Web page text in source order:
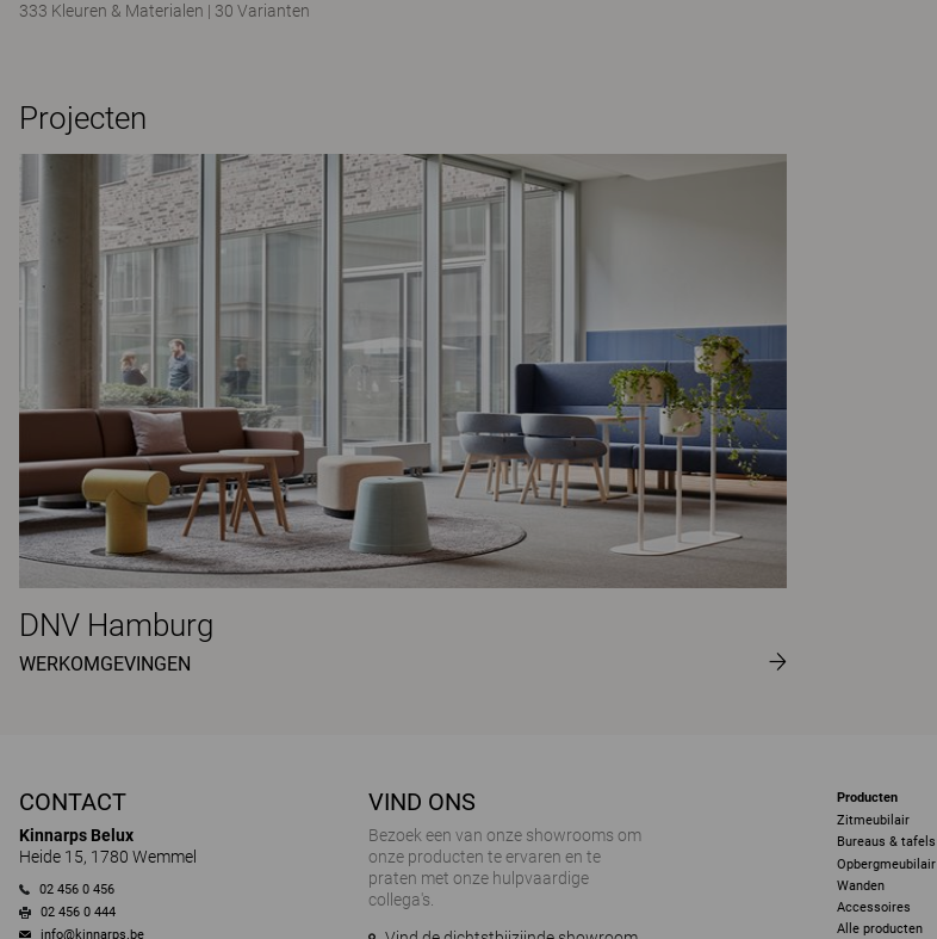
333 Kleuren & Materialen | 30 Varianten
Projecten
DNV Hamburg
WERKOMGEVINGEN
CONTACT
Kinnarps Belux
Heide 15, 1780 Wemmel
02 456 0 456
02 456 0 444
info@kinnarps.be
VIND ONS
Bezoek een van onze showrooms om
onze producten te ervaren en te
praten met onze hulpvaardige
collega's.
Producten
Zitmeubilair
Bureaus & tafels
Opbergmeubilair
Wanden
Accessoires
Alle producten